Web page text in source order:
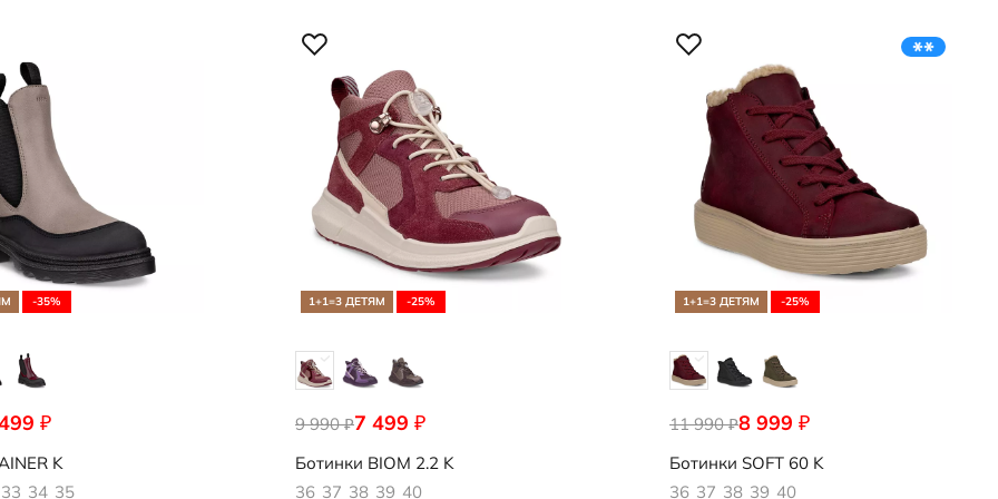
-35%
₽
K
33 34 35
1+1=3 ДЕТЯМ -25%
7 499 ₽
9 990₽
710913/61427
Ботинки BIOM 2.2 K
36 37 38 39 40
1+1=3 ДЕТЯМ -25%
8 999 ₽
11 990₽
713873/61291
Ботинки SOFT 60 K
36 37 38 39 40